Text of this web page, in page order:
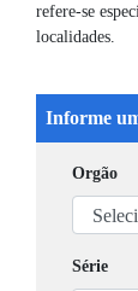
refere-se
localidades.
Informe
Orgão
Série